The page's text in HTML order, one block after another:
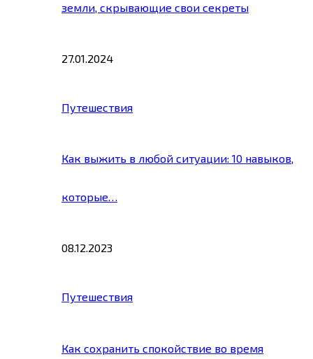
земли, скрывающие свои секреты
27.01.2024
Путешествия
Как выжить в любой ситуации: 10 навыков,
которые…
08.12.2023
Путешествия
Как сохранить спокойствие во время